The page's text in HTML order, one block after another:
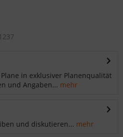
in exklusiver Planenqualität
und Angaben... mehr
und diskutieren... mehr